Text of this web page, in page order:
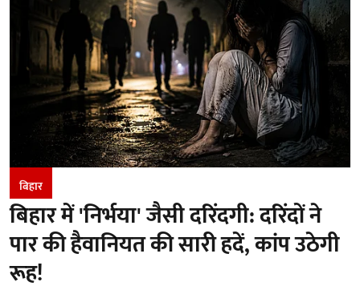
बिहार
बिहार में 'निर्भया' जैसी दरिंदगी: दरिंदों ने
पार की हैवानियत की सारी हदें, कांप उठेगी
रूह!